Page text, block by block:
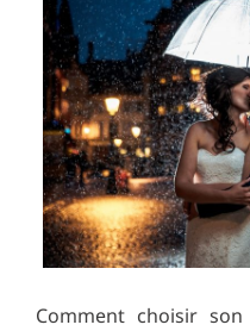
Comment choisir